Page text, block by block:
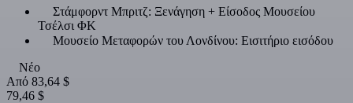
Στάμφορντ Μπριτζ: Ξενάγηση + Είσοδος Μουσείου
Τσέλσι ΦΚ
Μουσείο Μεταφορών του Λονδίνου: Εισιτήριο εισόδου
Νέο
Από 83,64 $
79,46 $